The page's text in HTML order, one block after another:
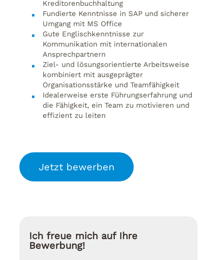
Kreditorenbuchhaltung
Fundierte Kenntnisse in SAP und sicherer
Umgang mit MS Office
Gute Englischkenntnisse zur
Kommunikation mit internationalen
Ansprechpartnern
Ziel- und lösungsorientierte Arbeitsweise
kombiniert mit ausgeprägter
Organisationsstärke und Teamfähigkeit
Idealerweise erste Führungserfahrung und
die Fähigkeit, ein Team zu motivieren und
effizient zu leiten
Jetzt bewerben
Ich freue mich auf Ihre
Bewerbung!